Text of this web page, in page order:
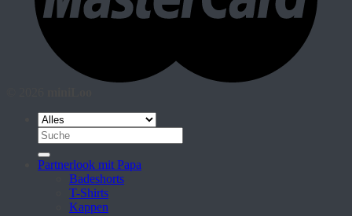
Suche
nach:
Partnerlook mit Papa
Badeshorts
T-Shirts
Kappen